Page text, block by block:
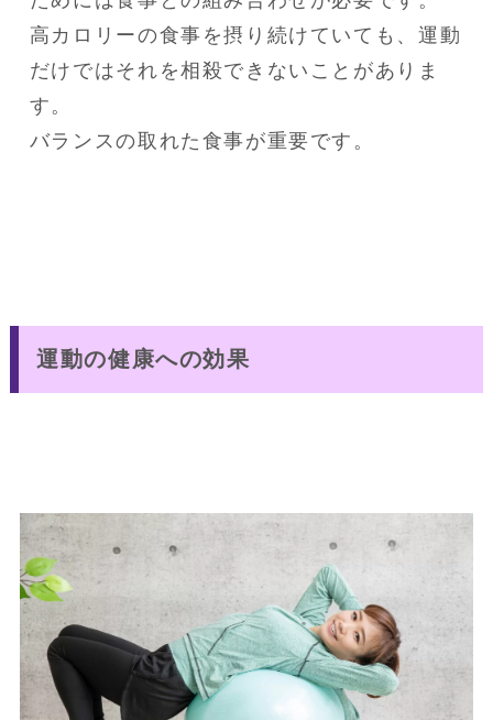
高カロリーの食事を摂り続けていても、運動
だけではそれを相殺できないことがありま
す。
バランスの取れた食事が重要です。
運動の健康への効果